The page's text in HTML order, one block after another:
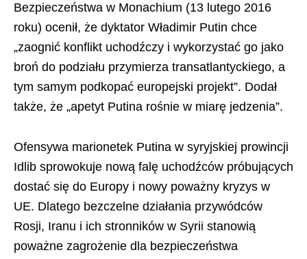
Bezpieczeństwa w Monachium (13 lutego 2016
roku) ocenił, że dyktator Władimir Putin chce
„zaognić konflikt uchodźczy i wykorzystać go jako
broń do podziału przymierza transatlantyckiego, a
tym samym podkopać europejski projekt”. Dodał
także, że „apetyt Putina rośnie w miarę jedzenia”.
Ofensywa marionetek Putina w syryjskiej prowincji
Idlib sprowokuje nową falę uchodźców próbujących
dostać się do Europy i nowy poważny kryzys w
UE. Dlatego bezczelne działania przywódców
Rosji, Iranu i ich stronników w Syrii stanowią
poważne zagrożenie dla bezpieczeństwa